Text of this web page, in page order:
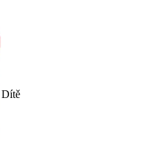
Dítě